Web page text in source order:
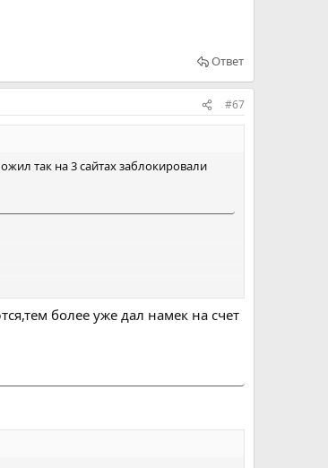
Ответ
#67
так на 3 сайтах заблокировали
более уже дал намек на счет